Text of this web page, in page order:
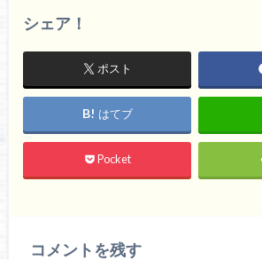
シェア！
ポスト
はてブ
Pocket
コメントを残す